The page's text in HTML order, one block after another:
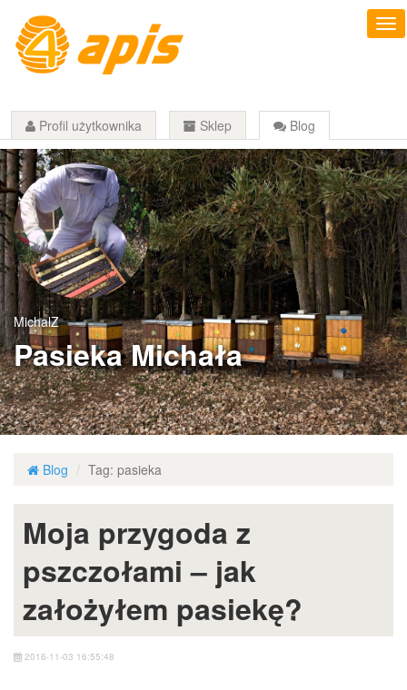
Profil użytkownika Sklep Blog
MichalZ
Pasieka Michała
Blog Tag: pasieka
Moja przygoda z
pszczołami – jak
założyłem pasiekę?
2016-11-03 16:55:48